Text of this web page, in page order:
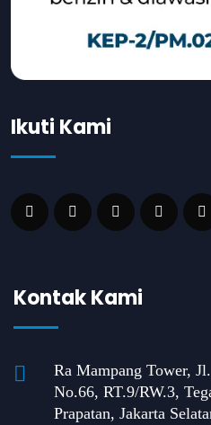
Ikuti Kami
Kontak Kami
Ra Mampang Tower,
No.66, RT.9/RW.3,
Prapatan, Jakarta